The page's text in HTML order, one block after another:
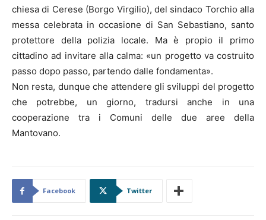
chiesa di Cerese (Borgo Virgilio), del sindaco Torchio alla
messa celebrata in occasione di San Sebastiano, santo
protettore della polizia locale. Ma è propio il primo
cittadino ad invitare alla calma: «un progetto va costruito
passo dopo passo, partendo dalle fondamenta».
Non resta, dunque che attendere gli sviluppi del progetto
che potrebbe, un giorno, tradursi anche in una
cooperazione tra i Comuni delle due aree della
Mantovano.
Facebook Twitter